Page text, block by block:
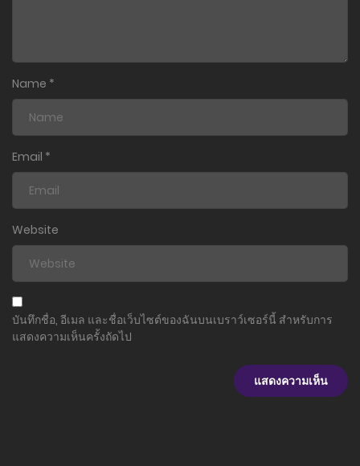
Name *
Email *
Website
บันทึกชื่อ, อีเมล และชื่อเว็บไซต์ของฉันบนเบราว์เซอร์นี้ สำหรับการ
แสดงความเห็นครั้งถัดไป